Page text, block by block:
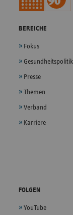
BEREICHE
Fokus
Gesundheitspolitik
Presse
Themen
Verband
Karriere
FOLGEN
YouTube